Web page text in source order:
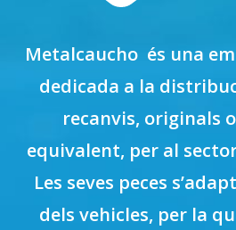
Metalcaucho és una
dedicada a la
recanvis, originals
equivalent, per al
Les seves peces
dels vehicles, per la